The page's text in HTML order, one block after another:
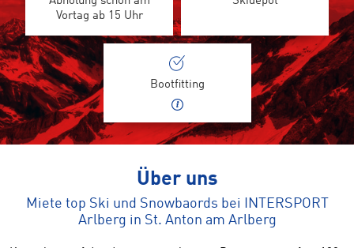
Vortag ab 15 Uhr
Bootfitting
Über uns
Miete top Ski und Snowbaords bei INTERSPORT
Arlberg in St. Anton am Arlberg